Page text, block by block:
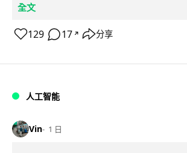
全文
129 17 ↗ 分享
人工智能
Vin 1 日